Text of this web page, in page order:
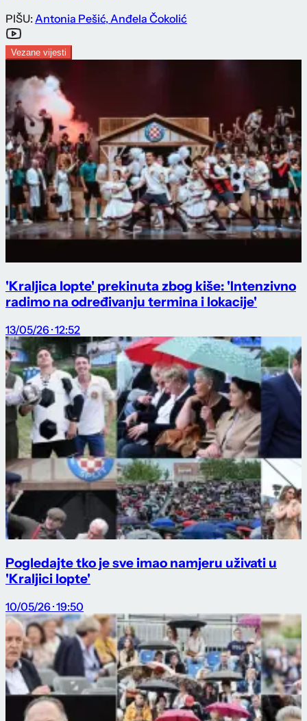
PIŠU: Antonia Pešić, Anđela Čokolić
Vezane vijesti
'Kraljica lopte' prekinuta zbog kiše: 'Intenzivno
radimo na određivanju termina i lokacije'
13/05/26 · 12:52
Pogledajte tko je sve imao namjeru uživati u
'Kraljici lopte'
10/05/26 · 19:50